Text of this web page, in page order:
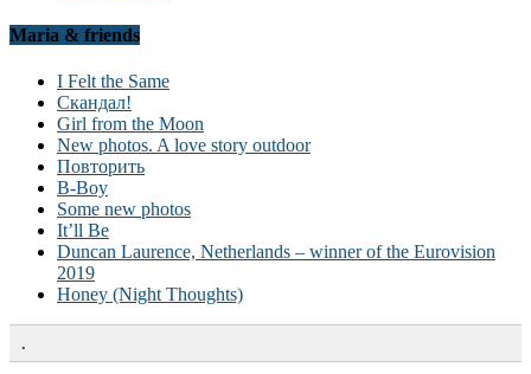
Maria & friends
I Felt the Same
Скандал!
Girl from the Moon
New photos. A love story outdoor
Повторить
B-Boy
Some new photos
It’ll Be
Duncan Laurence, Netherlands – winner of the Eurovision
2019
Honey (Night Thoughts)
.